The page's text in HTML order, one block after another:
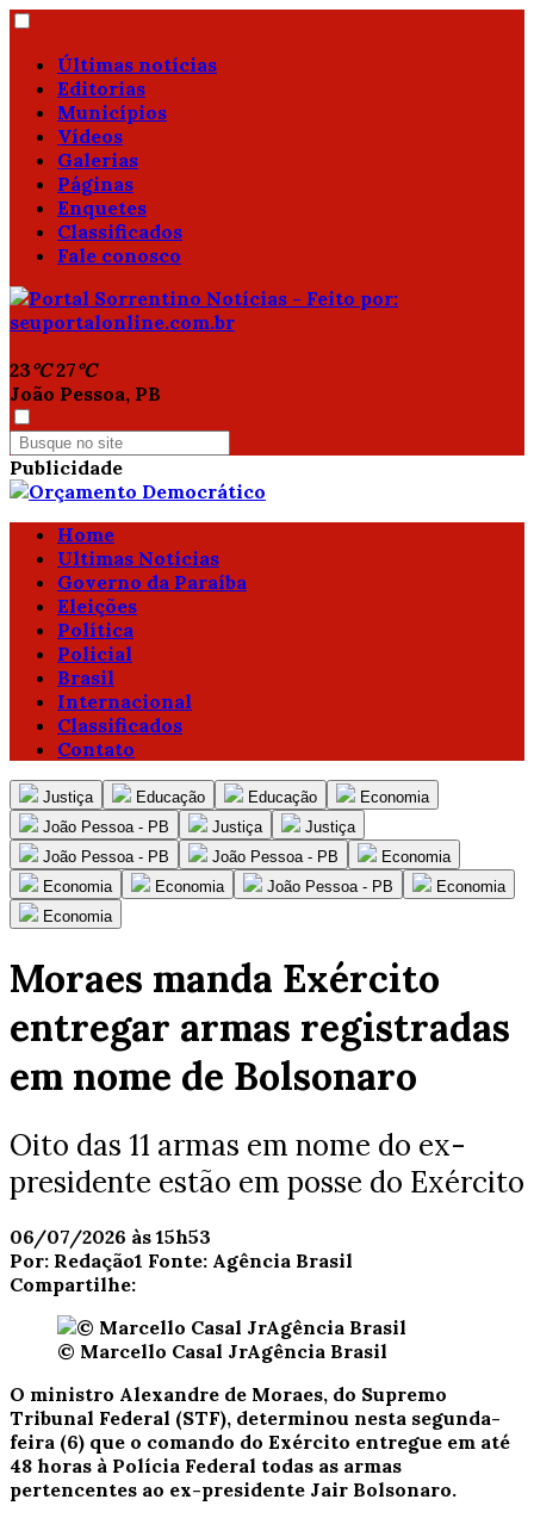
Últimas notícias
Editorias
Municípios
Vídeos
Galerias
Páginas
Enquetes
Classificados
Fale conosco
23°C 27°C
João Pessoa, PB
Publicidade
Home
Ultimas Notícias
Governo da Paraíba
Eleições
Política
Policial
Brasil
Internacional
Classificados
Contato
Justiça Educação Educação
Economia
João Pessoa - PB
Justiça
Justiça
João Pessoa - PB
João Pessoa - PB
Economia
Economia
Economia João Pessoa - PB
Economia
Economia
Moraes manda Exército
entregar armas registradas
em nome de Bolsonaro
Oito das 11 armas em nome do ex-
presidente estão em posse do Exército
06/07/2026 às 15h53
Por: Redação1 Fonte: Agência Brasil
Compartilhe:
© Marcello Casal JrAgência Brasil
O ministro Alexandre de Moraes, do Supremo
Tribunal Federal (STF), determinou nesta segunda-
feira (6) que o comando do Exército entregue em até
48 horas à Polícia Federal todas as armas
pertencentes ao ex-presidente Jair Bolsonaro.